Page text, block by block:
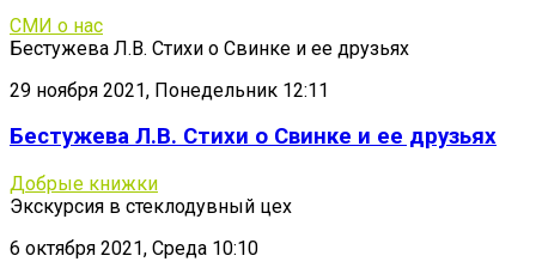
СМИ о нас
Бестужева Л.В. Стихи о Свинке и ее друзьях
29 ноября 2021, Понедельник 12:11
Бестужева Л.В. Стихи о Свинке и ее друзьях
Добрые книжки
Экскурсия в стеклодувный цех
6 октября 2021, Среда 10:10